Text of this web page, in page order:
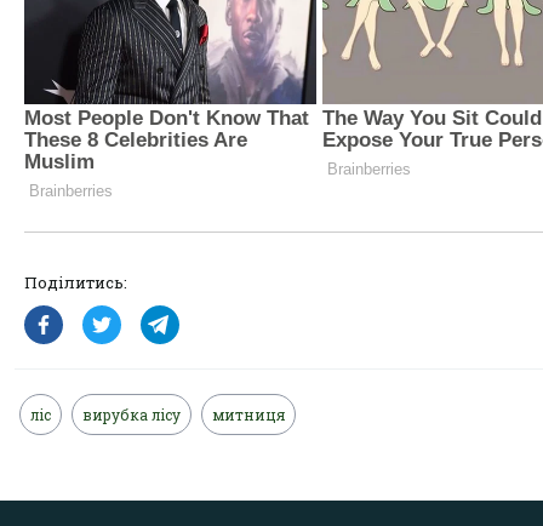
Поділитись:
ліс вирубка лісу митниця